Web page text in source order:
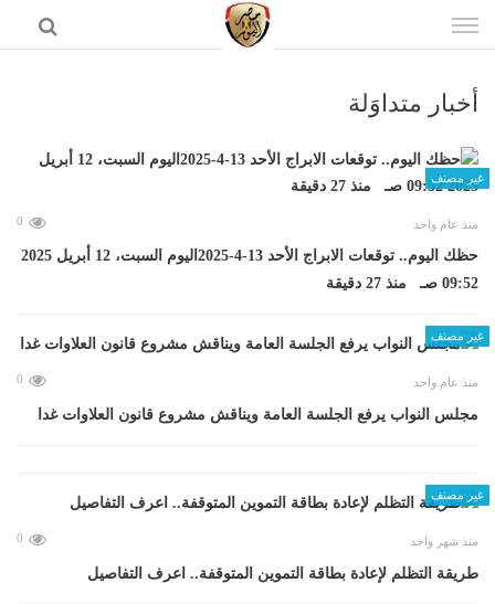
الى
أخبار متداوَلة
غير مصنف
منذ عام واحد 0
حظك اليوم.. توقعات الابراج الأحد 13-4-2025اليوم السبت، 12 أبريل 2025
09:52 صـ منذ 27 دقيقة
غير مصنف
منذ عام واحد 0
مجلس النواب يرفع الجلسة العامة ويناقش مشروع قانون العلاوات غدا
غير مصنف
منذ شهر واحد 0
طريقة التظلم لإعادة بطاقة التموين المتوقفة.. اعرف التفاصيل